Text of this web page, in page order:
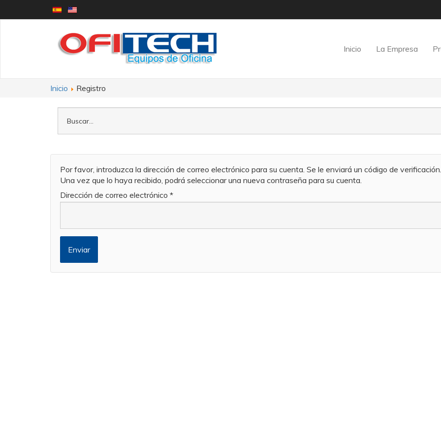
Inicio La Empresa
Inicio Registro
Por favor, introduzca la dirección de correo electrónico para su cuenta. Se le enviará un código de verificación.
Una vez que lo haya recibido, podrá seleccionar una nueva contraseña para su cuenta.
Dirección de correo electrónico *
Enviar